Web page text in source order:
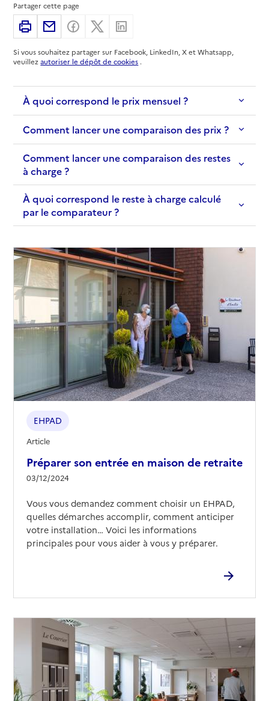
Partager cette page
ImprimerPartager par email
Partager sur Facebook
Partager sur X
Si vous souhaitez partager sur Facebook, LinkedIn, X et Whatsapp,
veuillezautoriser le dépôt de cookies .
À quoi correspond le prix mensuel ?
Comment lancer une comparaison des prix ?
Comment lancer une comparaison des restes
à charge ?
À quoi correspond le reste à charge calculé
par le comparateur ?
Préparer son entrée en maison de retraite
03/12/2024
EHPAD
Article
Vous vous demandez comment choisir un EHPAD,
quelles démarches accomplir, comment anticiper
votre installation… Voici les informations
principales pour vous aider à vous y préparer.